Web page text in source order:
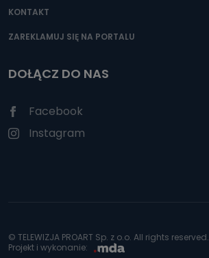
KONTAKT
ZAREKLAMUJ SIĘ NA PORTALU
DOŁĄCZ DO NAS
Facebook
Instagram
© TELEWIZJA PROART Sp. z o.o. All rights reserved.
Projekt i wykonanie: